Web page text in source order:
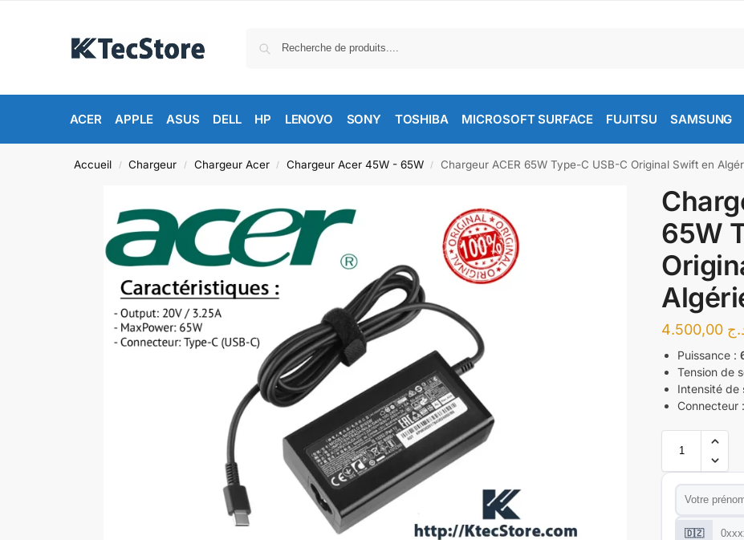
ACER APPLE ASUS DELL HP LENOVO SONY TOSHIBA MICROSOFT SURFACE FUJITSU SAMSUNG
Accueil / Chargeur / Chargeur Acer / Chargeur Acer 45W - 65W / Chargeur ACER 65W Type-C USB-C Original Swift en
65W
Puissance :
Tension de
Intensité
Connecteur
Prénom
Téléphone
🇩🇿